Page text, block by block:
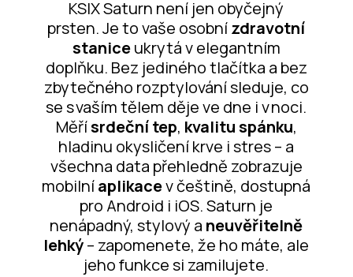
KSIX Saturn není jen obyčejný
prsten. Je to vaše osobnízdravotní
staniceukrytá v elegantním
doplňku. Bez jediného tlačítka a bez
zbytečného rozptylování sleduje, co
se s vaším tělem děje ve dne i v noci.
Měřísrdeční tep, kvalitu spánku,
hladinu okysličení krve i stres – a
všechna data přehledně zobrazuje
mobilníaplikacev češtině, dostupná
pro Android i iOS. Saturn je
nenápadný, stylový a neuvěřitelně
lehký– zapomenete, že ho máte, ale
jeho funkce si zamilujete.